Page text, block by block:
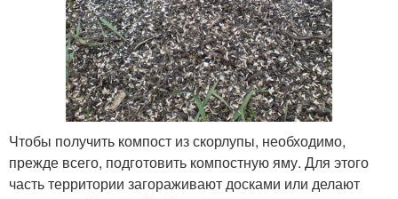
Чтобы получить компост из скорлупы, необходимо,
прежде всего, подготовить компостную яму. Для этого
часть территории загораживают досками или делают